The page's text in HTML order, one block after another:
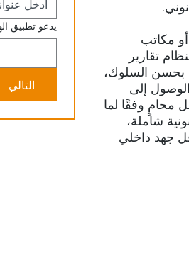
مكاتب
تقارير
بحسن السلوك،
إلى
محامٍ وفقًا لما
شاملة،
جهد داخلي
يدعو تطبيق
التالي